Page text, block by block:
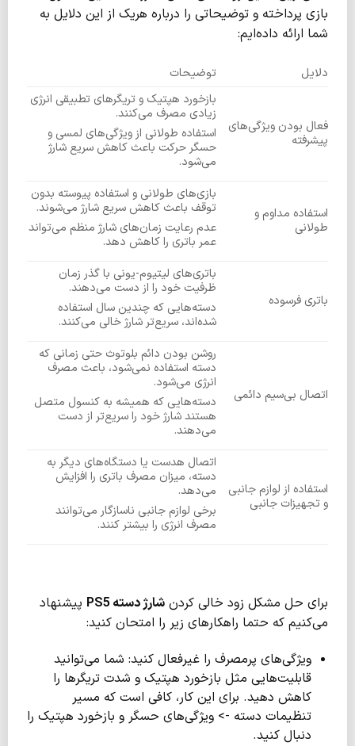
بازی پرداخته و توضیحاتی را درباره هریک از این دلایل به
شما ارائه داده‌ایم:
دلایل توضیحات
فعال بودن ویژگی‌های
پیشرفته
بازخورد هپتیک و تریگرهای تطبیقی انرژی
زیادی مصرف می‌کنند.
استفاده طولانی از ویژگی‌های لمسی و
حسگر حرکت باعث کاهش سریع شارژ
می‌شود.
استفاده مداوم و
طولانی
بازی‌های طولانی و استفاده پیوسته بدون
توقف باعث کاهش سریع شارژ می‌شوند.
عدم رعایت زمان‌های شارژ منظم می‌تواند
عمر باتری را کاهش دهد.
باتری فرسوده
باتری‌های لیتیوم-یونی با گذر زمان
ظرفیت خود را از دست می‌دهند.
دسته‌هایی که چندین سال استفاده
شده‌اند، سریع‌تر شارژ خالی می‌کنند.
اتصال بی‌سیم دائمی
روشن بودن دائم بلوتوث حتی زمانی که
دسته استفاده نمی‌شود، باعث مصرف
انرژی می‌شود.
دسته‌هایی که همیشه به کنسول متصل
هستند شارژ خود را سریع‌تر از دست
می‌دهند.
استفاده از لوازم جانبی
و تجهیزات جانبی
اتصال هدست یا دستگاه‌های دیگر به
دسته، میزان مصرف باتری را افزایش
می‌دهد.
برخی لوازم جانبی ناسازگار می‌توانند
مصرف انرژی را بیشتر کنند.
برای حل مشکل زود خالی کردن شارژ دستهPS5 پیشنهاد
می‌کنیم که حتما راهکارهای زیر را امتحان کنید:
ویژگی‌های پرمصرف را غیرفعال کنید: شما می‌توانید
قابلیت‌هایی مثل بازخورد هپتیک و شدت تریگرها را
کاهش دهید. برای این کار، کافی است که مسیر
تنظیمات دسته -> ویژگی‌های حسگر و بازخورد هپتیک را
دنبال کنید.